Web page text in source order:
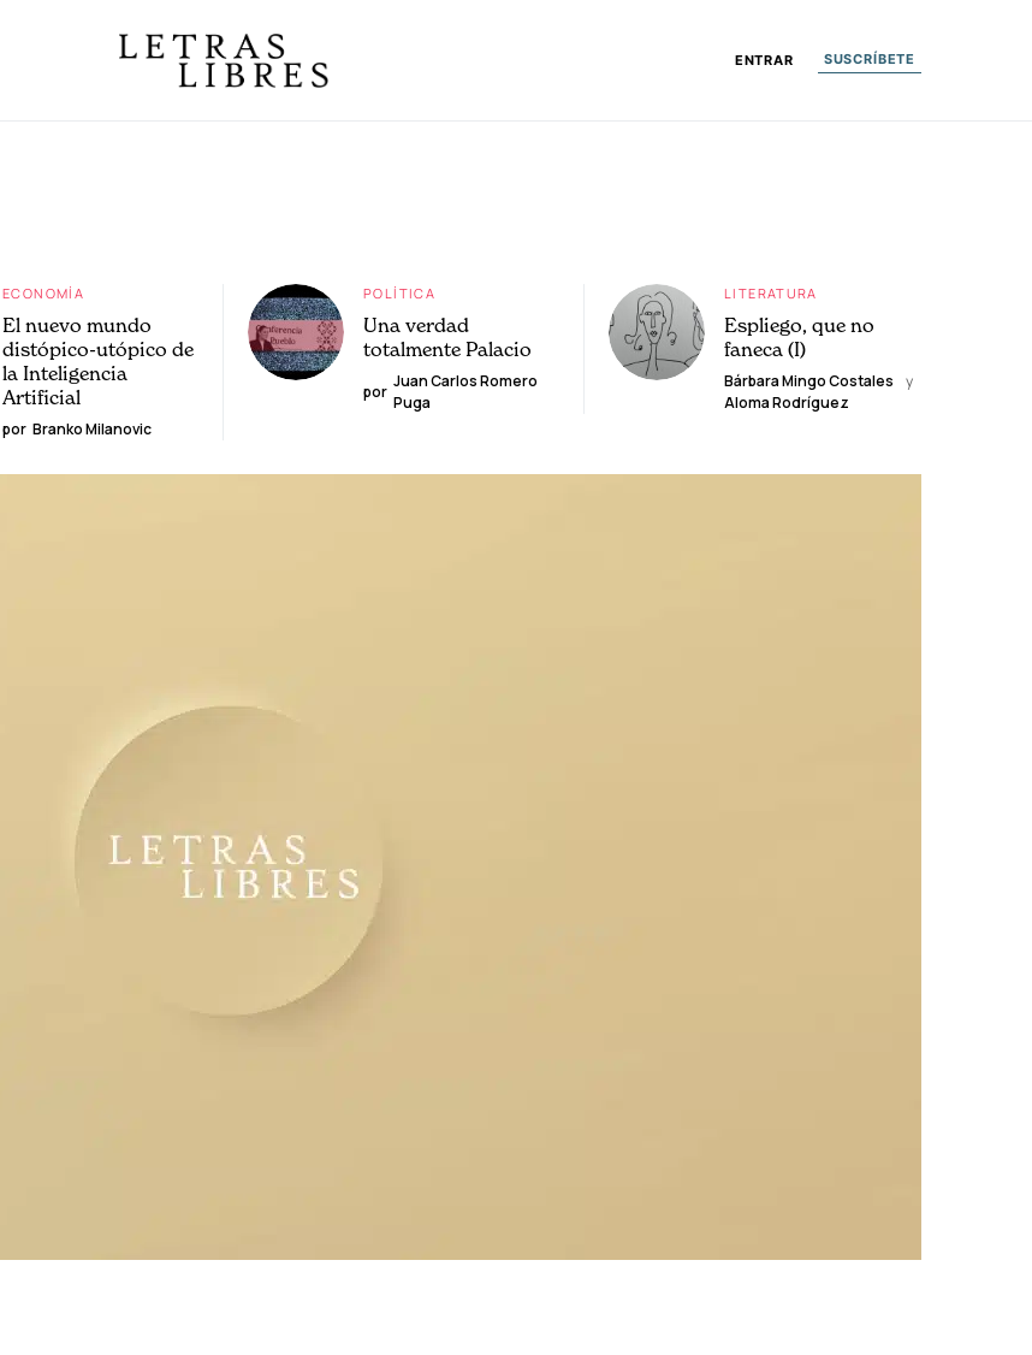
ENTRAR SUSCRÍBETE
ECONOMÍA
El nuevo mundo
distópico-utópico de
la Inteligencia
Artificial
por Branko Milanovic
POLÍTICA
Una verdad
totalmente Palacio
por
Juan Carlos Romero
Puga
LITERATURA
Espliego, que no
faneca (I)
Bárbara Mingo Costales
y
Aloma Rodríguez